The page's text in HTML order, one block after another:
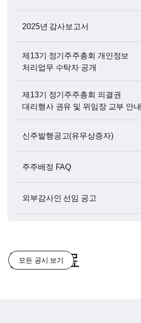
2025년 감사보고서
제13기 정기주주총회 개인정보
처리업무 수탁자 공개
제13기 정기주주총회 의결권
대리행사 권유 및 위임장 교부 안내
신주발행공고(유무상증자)
주주배정 FAQ
외부감사인 선임 공고
공시자료
모든 공시 보기